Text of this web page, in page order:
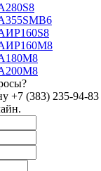
А355SМВ6
АИР160М8
А180М8
А200М8
+7 (383) 235-94-83